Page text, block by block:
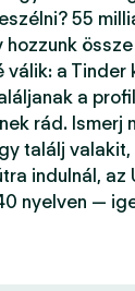
55
a
a
rád. Ismerj
találj
indulnál, az
nyelven —